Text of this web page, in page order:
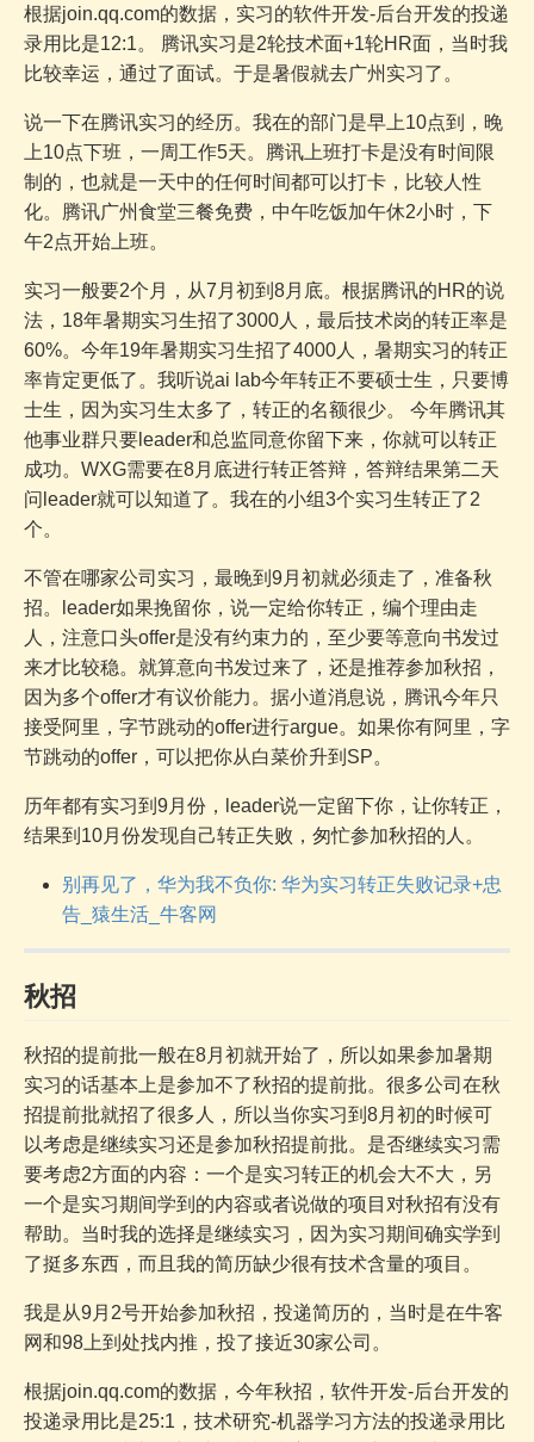
根据join.qq.com的数据，实习的软件开发-后台开发的投递
录用比是12:1。 腾讯实习是2轮技术面+1轮HR面，当时我
比较幸运，通过了面试。于是暑假就去广州实习了。
说一下在腾讯实习的经历。我在的部门是早上10点到，晚
上10点下班，一周工作5天。腾讯上班打卡是没有时间限
制的，也就是一天中的任何时间都可以打卡，比较人性
化。腾讯广州食堂三餐免费，中午吃饭加午休2小时，下
午2点开始上班。
实习一般要2个月，从7月初到8月底。根据腾讯的HR的说
法，18年暑期实习生招了3000人，最后技术岗的转正率是
60%。今年19年暑期实习生招了4000人，暑期实习的转正
率肯定更低了。我听说ai lab今年转正不要硕士生，只要博
士生，因为实习生太多了，转正的名额很少。 今年腾讯其
他事业群只要leader和总监同意你留下来，你就可以转正
成功。WXG需要在8月底进行转正答辩，答辩结果第二天
问leader就可以知道了。我在的小组3个实习生转正了2
个。
不管在哪家公司实习，最晚到9月初就必须走了，准备秋
招。leader如果挽留你，说一定给你转正，编个理由走
人，注意口头offer是没有约束力的，至少要等意向书发过
来才比较稳。就算意向书发过来了，还是推荐参加秋招，
因为多个offer才有议价能力。据小道消息说，腾讯今年只
接受阿里，字节跳动的offer进行argue。如果你有阿里，字
节跳动的offer，可以把你从白菜价升到SP。
历年都有实习到9月份，leader说一定留下你，让你转正，
结果到10月份发现自己转正失败，匆忙参加秋招的人。
别再见了，华为我不负你: 华为实习转正失败记录+忠
告_猿生活_牛客网
秋招
秋招的提前批一般在8月初就开始了，所以如果参加暑期
实习的话基本上是参加不了秋招的提前批。很多公司在秋
招提前批就招了很多人，所以当你实习到8月初的时候可
以考虑是继续实习还是参加秋招提前批。是否继续实习需
要考虑2方面的内容：一个是实习转正的机会大不大，另
一个是实习期间学到的内容或者说做的项目对秋招有没有
帮助。当时我的选择是继续实习，因为实习期间确实学到
了挺多东西，而且我的简历缺少很有技术含量的项目。
我是从9月2号开始参加秋招，投递简历的，当时是在牛客
网和98上到处找内推，投了接近30家公司。
根据join.qq.com的数据，今年秋招，软件开发-后台开发的
投递录用比是25:1，技术研究-机器学习方法的投递录用比